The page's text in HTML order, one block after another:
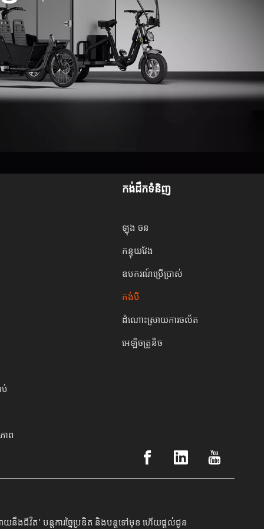
ព
កង់ដឹកទំនិញ
ឡុង ចន
កន្ទុយវែង
ឧបករណ៍ប្រើប្រាស់
កង់បី
ដំណោះស្រាយការចល័ត
អេឡិចត្រូនិច
នឹងជីវិត' បន្តការច្នៃប្រឌិត និងបន្តទៅមុខ ហើយផ្តល់ជូន